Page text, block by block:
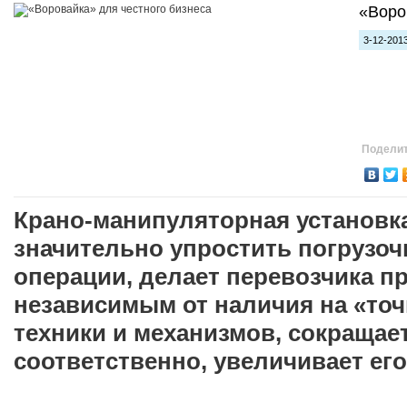
3-12-
Крано-манипуляторная
значительно упростить
операции, делает перевозчика
независимым от наличия на
техники и механизмов,
соответственно, увеличивает